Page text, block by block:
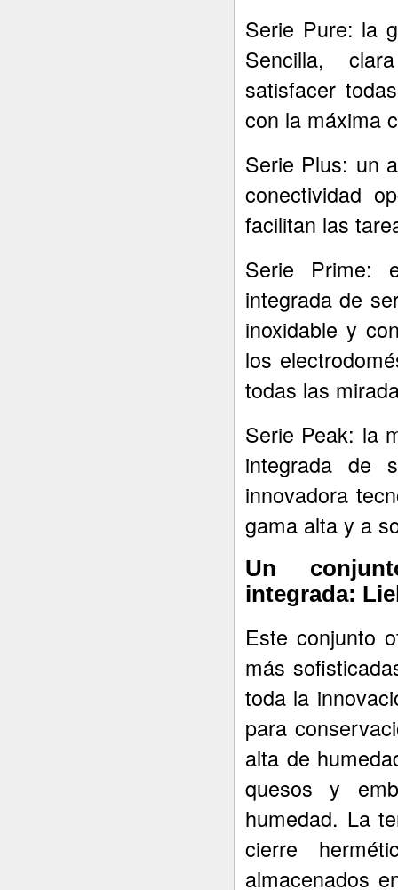
Serie Pure: la
Sencilla,
satisfacer
con la máxima
Serie Plus: un
conectividad
facilitan las
Serie Prime:
integrada de
inoxidable y
los
todas las
Serie Peak: la
integrada de
innovadora
gama alta y a
Un
integrada:
Este conjunto
más
toda la
para
alta de
quesos y
humedad. La
cierre
almacenados